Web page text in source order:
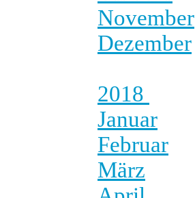
November
Dezember
2018
Januar
Februar
März